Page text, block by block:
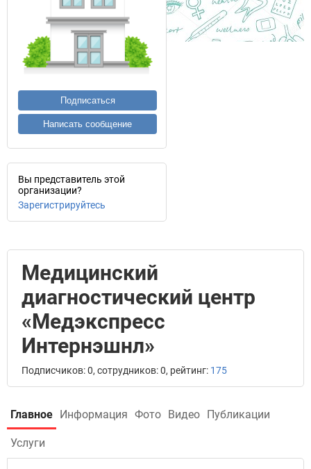
Подписаться
Написать сообщение
Вы представитель этой
организации?
Зарегистрируйтесь
Медицинский
диагностический центр
«Медэкспресс
Интернэшнл»
Подписчиков: 0, сотрудников: 0, рейтинг: 175
Главное Информация Фото Видео Публикации
Услуги